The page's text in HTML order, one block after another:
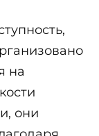
на
они